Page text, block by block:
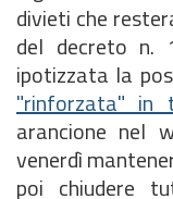
divieti che
del decreto n.
ipotizzata la
"rinforzata" in
arancione nel
venerdì
poi chiudere